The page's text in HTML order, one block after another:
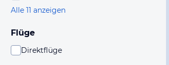
Alle 11 anzeigen
Flüge
Direktflüge